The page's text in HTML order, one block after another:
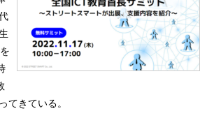
てきている。